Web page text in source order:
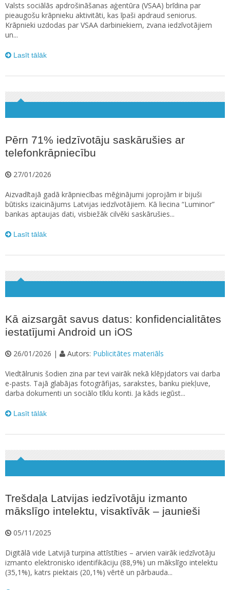
Valsts sociālās apdrošināšanas aģentūra (VSAA) brīdina par
pieaugošu krāpnieku aktivitāti, kas īpaši apdraud seniorus.
Krāpnieki uzdodas par VSAA darbiniekiem, zvana iedzīvotājiem
un...
Lasīt tālāk
Pērn 71% iedzīvotāju saskārušies ar
telefonkrāpniecību
27/01/2026
Aizvadītajā gadā krāpniecības mēģinājumi joprojām ir bijuši
būtisks izaicinājums Latvijas iedzīvotājiem. Kā liecina “Luminor”
bankas aptaujas dati, visbiežāk cilvēki saskārušies...
Lasīt tālāk
Kā aizsargāt savus datus: konfidencialitātes
iestatījumi Android un iOS
26/01/2026 | Autors: Publicitātes materiāls
Viedtālrunis šodien zina par tevi vairāk nekā klēpjdators vai darba
e-pasts. Tajā glabājas fotogrāfijas, sarakstes, banku piekļuve,
darba dokumenti un sociālo tīklu konti. Ja kāds iegūst...
Lasīt tālāk
Trešdaļa Latvijas iedzīvotāju izmanto
mākslīgo intelektu, visaktīvāk – jaunieši
05/11/2025
Digitālā vide Latvijā turpina attīstīties – arvien vairāk iedzīvotāju
izmanto elektronisko identifikāciju (88,9%) un mākslīgo intelektu
(35,1%), katrs piektais (20,1%) vērtē un pārbauda...